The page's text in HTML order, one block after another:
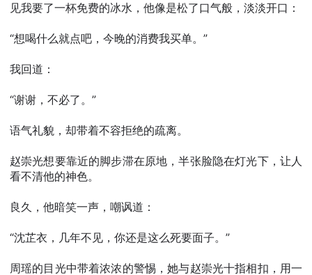
见我要了一杯免费的冰水，他像是松了口气般，淡淡开口：
“想喝什么就点吧，今晚的消费我买单。”
我回道：
“谢谢，不必了。”
语气礼貌，却带着不容拒绝的疏离。
赵崇光想要靠近的脚步滞在原地，半张脸隐在灯光下，让人
看不清他的神色。
良久，他暗笑一声，嘲讽道：
“沈芷衣，几年不见，你还是这么死要面子。”
周瑶的目光中带着浓浓的警惕，她与赵崇光十指相扣，用一